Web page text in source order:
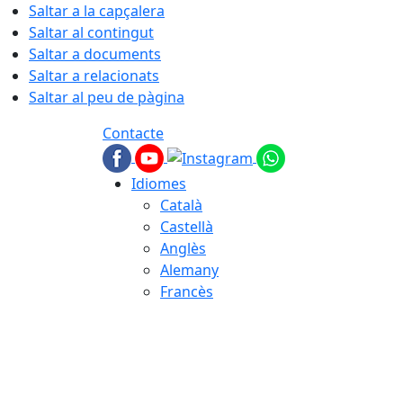
Saltar a la capçalera
Saltar al contingut
Saltar a documents
Saltar a relacionats
Saltar al peu de pàgina
Contacte
Idiomes
Català
Castellà
Anglès
Alemany
Francès